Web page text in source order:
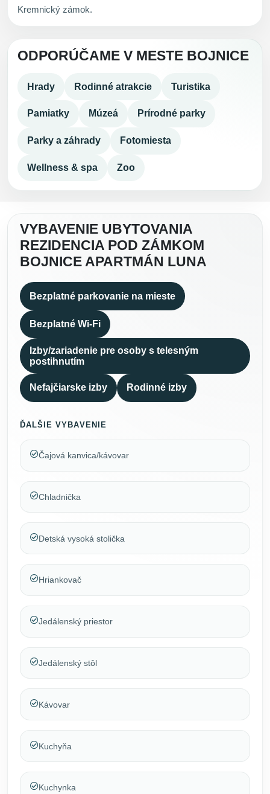
Kremnický zámok.
ODPORÚČAME V MESTE BOJNICE
Hrady Rodinné atrakcie Turistika
Pamiatky Múzeá Prírodné parky
Parky a záhrady Fotomiesta
Wellness & spa Zoo
VYBAVENIE UBYTOVANIA
REZIDENCIA POD ZÁMKOM
BOJNICE APARTMÁN LUNA
Bezplatné parkovanie na mieste
Bezplatné Wi-Fi
Izby/zariadenie pre osoby s telesným
postihnutím
Nefajčiarske izby Rodinné izby
ĎALŠIE VYBAVENIE
Čajová kanvica/kávovar
Chladnička
Detská vysoká stolička
Hriankovač
Jedálenský priestor
Jedálenský stôl
Kávovar
Kuchyňa
Kuchynka